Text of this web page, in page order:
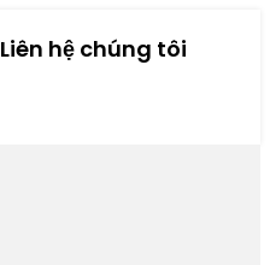
Liên hệ chúng tôi